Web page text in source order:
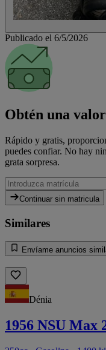
Publicado el 6/5/2026
Obtén una
Rápido y gratis,
puedes confiar. No hay
grata sorpresa.
Continuar sin matricula
Similares
Envíame anuncios
Dénia
1956 NSU Max